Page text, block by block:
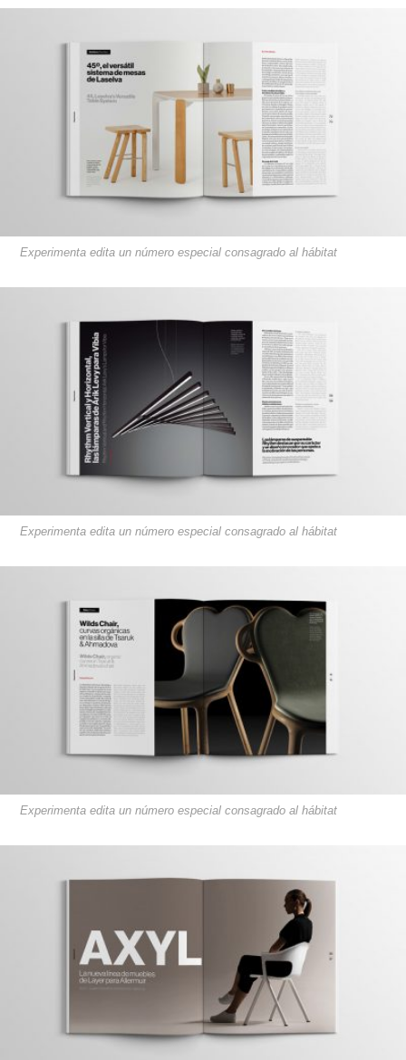
Experimenta edita un número especial consagrado al hábitat
Experimenta edita un número especial consagrado al hábitat
Experimenta edita un número especial consagrado al hábitat